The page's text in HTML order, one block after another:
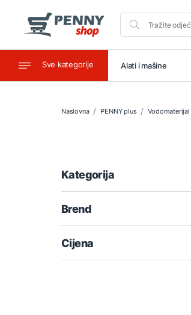
Sve kategorije
Ugostiteljstvo Alati i mašine
Naslovna PENNY plus Vodomaterijal
Kategorija
Brend
Cijena